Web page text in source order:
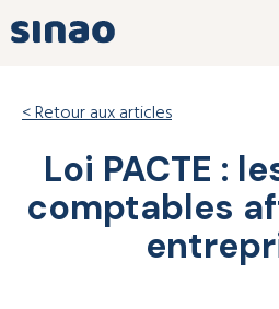
< Retour aux articles
Loi PACTE :
comptables